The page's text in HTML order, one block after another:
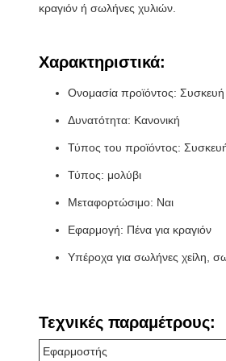
κραγιόν ή σωλήνες χυλιών.
Χαρακτηριστικά:
Ονομασία προϊόντος:
Δυνατότητα: Κανονική
Τύπος του προϊόντος:
Τύπος: μολύβι
Μεταφορτώσιμο: Ναι
Εφαρμογή: Πένα για κραγιόν
Υπέροχα για σωλήνες χείλη,
Τεχνικές παραμέτρους:
Εφαρμοστής